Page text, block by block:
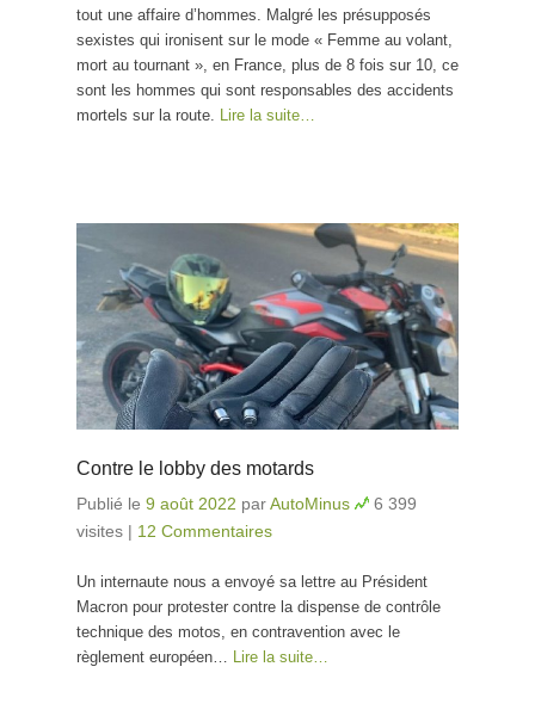
tout une affaire d’hommes. Malgré les présupposés
sexistes qui ironisent sur le mode « Femme au volant,
mort au tournant », en France, plus de 8 fois sur 10, ce
sont les hommes qui sont responsables des accidents
mortels sur la route.
Lire la suite…
Contre le lobby des motards
Publié le 9 août 2022 parAutoMinus
6 399
visites | 12 Commentaires
Un internaute nous a envoyé sa lettre au Président
Macron pour protester contre la dispense de contrôle
technique des motos, en contravention avec le
règlement européen… Lire la suite…